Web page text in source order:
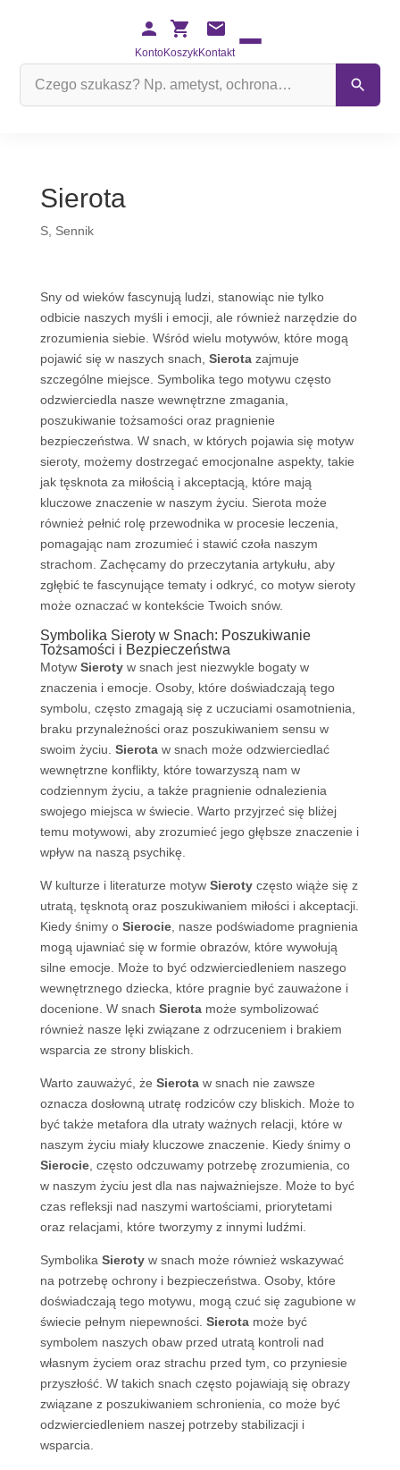
KontoKoszykKontakt
Sierota
S, Sennik
Sny od wieków fascynują ludzi, stanowiąc nie tylko
odbicie naszych myśli i emocji, ale również narzędzie do
zrozumienia siebie. Wśród wielu motywów, które mogą
pojawić się w naszych snach, Sierotazajmuje
szczególne miejsce. Symbolika tego motywu często
odzwierciedla nasze wewnętrzne zmagania,
poszukiwanie tożsamości oraz pragnienie
bezpieczeństwa. W snach, w których pojawia się motyw
sieroty, możemy dostrzegać emocjonalne aspekty, takie
jak tęsknota za miłością i akceptacją, które mają
kluczowe znaczenie w naszym życiu. Sierota może
również pełnić rolę przewodnika w procesie leczenia,
pomagając nam zrozumieć i stawić czoła naszym
strachom. Zachęcamy do przeczytania artykułu, aby
zgłębić te fascynujące tematy i odkryć, co motyw sieroty
może oznaczać w kontekście Twoich snów.
Symbolika Sieroty w Snach: Poszukiwanie
Tożsamości i Bezpieczeństwa
Motyw Sierotyw snach jest niezwykle bogaty w
znaczenia i emocje. Osoby, które doświadczają tego
symbolu, często zmagają się z uczuciami osamotnienia,
braku przynależności oraz poszukiwaniem sensu w
swoim życiu. Sierotaw snach może odzwierciedlać
wewnętrzne konflikty, które towarzyszą nam w
codziennym życiu, a także pragnienie odnalezienia
swojego miejsca w świecie. Warto przyjrzeć się bliżej
temu motywowi, aby zrozumieć jego głębsze znaczenie i
wpływ na naszą psychikę.
W kulturze i literaturze motyw Sierotyczęsto wiąże się z
utratą, tęsknotą oraz poszukiwaniem miłości i akceptacji.
Kiedy śnimy o Sierocie, nasze podświadome pragnienia
mogą ujawniać się w formie obrazów, które wywołują
silne emocje. Może to być odzwierciedleniem naszego
wewnętrznego dziecka, które pragnie być zauważone i
docenione. W snach Sierotamoże symbolizować
również nasze lęki związane z odrzuceniem i brakiem
wsparcia ze strony bliskich.
Warto zauważyć, że Sierotaw snach nie zawsze
oznacza dosłowną utratę rodziców czy bliskich. Może to
być także metafora dla utraty ważnych relacji, które w
naszym życiu miały kluczowe znaczenie. Kiedy śnimy o
Sierocie, często odczuwamy potrzebę zrozumienia, co
w naszym życiu jest dla nas najważniejsze. Może to być
czas refleksji nad naszymi wartościami, priorytetami
oraz relacjami, które tworzymy z innymi ludźmi.
Symbolika Sierotyw snach może również wskazywać
na potrzebę ochrony i bezpieczeństwa. Osoby, które
doświadczają tego motywu, mogą czuć się zagubione w
świecie pełnym niepewności. Sierotamoże być
symbolem naszych obaw przed utratą kontroli nad
własnym życiem oraz strachu przed tym, co przyniesie
przyszłość. W takich snach często pojawiają się obrazy
związane z poszukiwaniem schronienia, co może być
odzwierciedleniem naszej potrzeby stabilizacji i
wsparcia.